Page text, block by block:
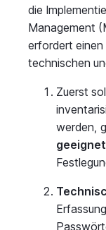
die
Management
erfordert
technischen
Zuerst
werden,